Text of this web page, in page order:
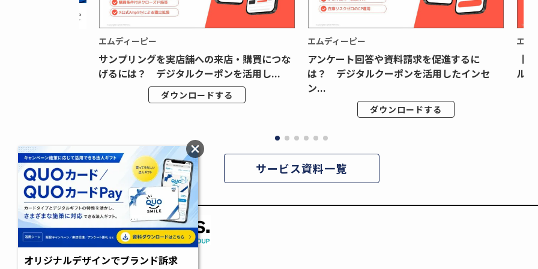
エムディーピー
サンプリングを実店舗への来店・購買につな
げるには？ デジタルクーポンを活用し...
ダウンロードする
エムディーピー
アンケート回答や資料請求を促進するに
は？ デジタルクーポンを活用したインセ
ン...
ダウンロードする
エム
【
ル
サービス資料一覧
オリジナルデザインでブランド訴求